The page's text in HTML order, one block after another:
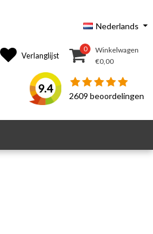
Nederlands
Verlanglijst
0
Winkelwagen
€0,00
9.4
2609 beoordelingen